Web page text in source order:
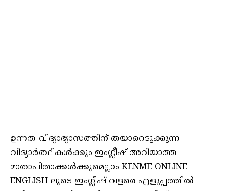
ഉന്നത വിദ്യാഭ്യാസത്തിന് തയാറെടുക്കുന്ന
വിദ്യാര്‍ത്ഥികള്‍ക്കും ഇംഗ്ലീഷ് അറിയാത്ത
മാതാപിതാക്കള്‍ക്കുമെല്ലാം KENME ONLINE
ENGLISH-ലൂടെ ഇംഗ്ലീഷ് വളരെ എളുപ്പത്തില്‍